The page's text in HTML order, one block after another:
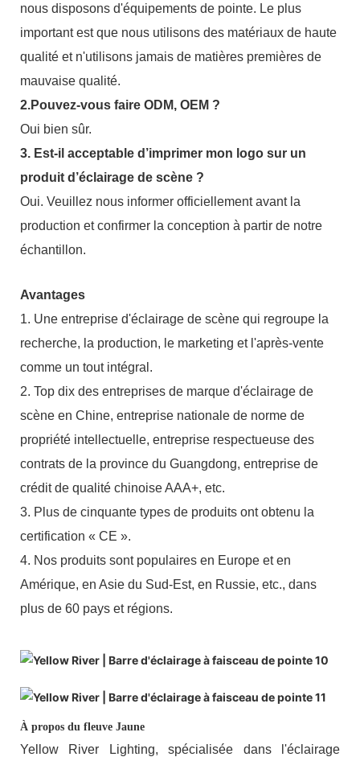
nous disposons d'équipements de pointe. Le plus
important est que nous utilisons des matériaux de haute
qualité et n'utilisons jamais de matières premières de
mauvaise qualité.
2.Pouvez-vous faire ODM, OEM ?
Oui bien sûr.
3. Est-il acceptable d’imprimer mon logo sur un
produit d’éclairage de scène ?
Oui. Veuillez nous informer officiellement avant la
production et confirmer la conception à partir de notre
échantillon.
Avantages
1. Une entreprise d'éclairage de scène qui regroupe la
recherche, la production, le marketing et l'après-vente
comme un tout intégral.
2. Top dix des entreprises de marque d'éclairage de
scène en Chine, entreprise nationale de norme de
propriété intellectuelle, entreprise respectueuse des
contrats de la province du Guangdong, entreprise de
crédit de qualité chinoise AAA+, etc.
3. Plus de cinquante types de produits ont obtenu la
certification « CE ».
4. Nos produits sont populaires en Europe et en
Amérique, en Asie du Sud-Est, en Russie, etc., dans
plus de 60 pays et régions.
À propos du fleuve Jaune
Yellow River Lighting, spécialisée dans l'éclairage